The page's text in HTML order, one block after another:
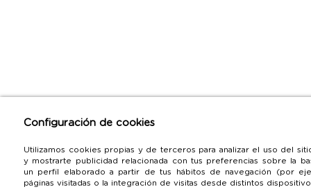
Configuración de cookies
Utilizamos cookies propias y de terceros para analizar el uso del
y mostrarte publicidad relacionada con tus preferencias sobre la
un perfil elaborado a partir de tus hábitos de navegación (por
páginas visitadas o la integración de visitas desde distintos